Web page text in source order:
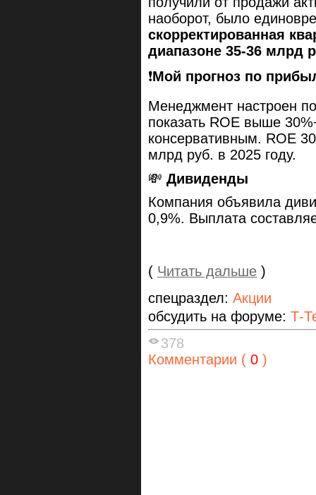
наоборот, было
скорректированная
диапазоне 35-36 млрд
❗️Мой прогноз по
Менеджмент настроен
показать ROE выше
консервативным. ROE
млрд руб. в 2025 году.
💸 Дивиденды
Компания объявила
0,9%. Выплата
( Читать дальше )
спецраздел: Акции
обсудить на форуме: Т-
378
Комментарии ( 0 )